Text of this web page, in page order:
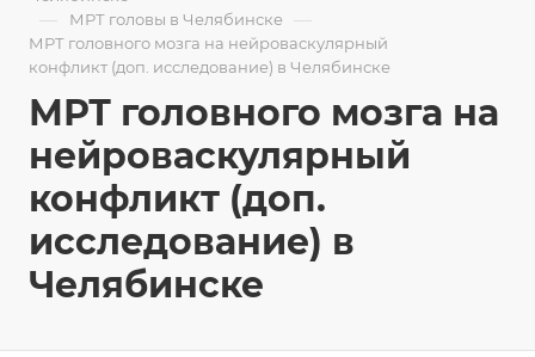
— МРТ головы в Челябинске —
МРТ головного мозга на нейроваскулярный
конфликт (доп. исследование) в Челябинске
МРТ головного мозга на
нейроваскулярный
конфликт (доп.
исследование) в
Челябинске